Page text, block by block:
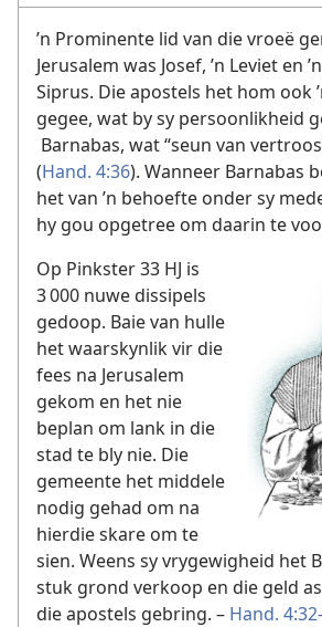
’n Prominente lid van die vroeë
Jerusalem was Josef, ’n Leviet en
Siprus. Die apostels het hom ook
gegee, wat by sy persoonlikheid
Barnabas, wat “seun van
(Hand. 4:36). Wanneer Barnabas
het van ’n behoefte onder sy
hy gou opgetree om daarin te
Op Pinkster 33 HJ is
3 000 nuwe dissipels
gedoop. Baie van hulle
het waarskynlik vir die
fees na Jerusalem
gekom en het nie
beplan om lank in die
stad te bly nie. Die
gemeente het middele
nodig gehad om na
hierdie skare om te
sien. Weens sy vrygewigheid het
stuk grond verkoop en die geld as
die apostels gebring. – Hand.